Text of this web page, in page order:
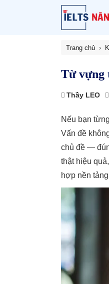
Trang chủ
Từ vựng
Thầy LEO
Nếu bạn
Vấn đề
chủ đề —
thật hiệu
hợp nền